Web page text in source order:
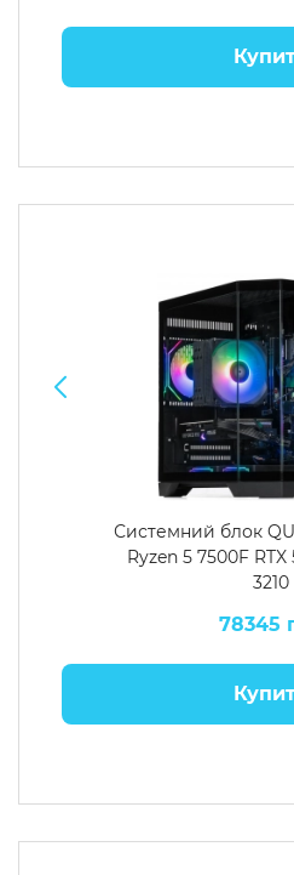
Системний блок
Ryzen 5 7500F
3210
78345